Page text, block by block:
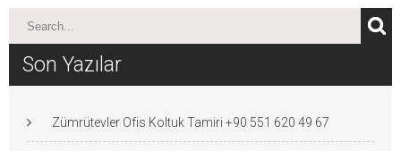
Son Yazılar
Zümrütevler Ofis Koltuk Tamiri +90 551 620 49 67